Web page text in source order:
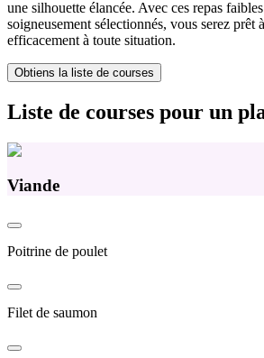
une silhouette élancée. Avec ces repas
soigneusement sélectionnés, vous serez prêt
efficacement à toute situation.
Obtiens la liste de courses
Liste de courses pour un
Viande
Poitrine de poulet
Filet de saumon